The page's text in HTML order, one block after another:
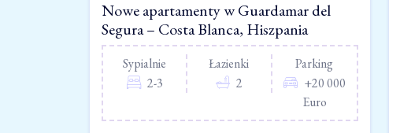
Nowe apartamenty w Guardamar del
Segura – Costa Blanca, Hiszpania
Sypialnie
2-3
Łazienki
2
Parking
+20 000
Euro